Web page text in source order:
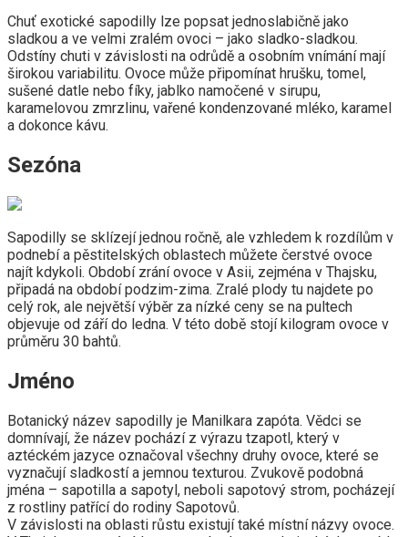
Chuť exotické sapodilly lze popsat jednoslabičně jako
sladkou a ve velmi zralém ovoci – jako sladko-sladkou.
Odstíny chuti v závislosti na odrůdě a osobním vnímání mají
širokou variabilitu. Ovoce může připomínat hrušku, tomel,
sušené datle nebo fíky, jablko namočené v sirupu,
karamelovou zmrzlinu, vařené kondenzované mléko, karamel
a dokonce kávu.
Sezóna
Sapodilly se sklízejí jednou ročně, ale vzhledem k rozdílům v
podnebí a pěstitelských oblastech můžete čerstvé ovoce
najít kdykoli. Období zrání ovoce v Asii, zejména v Thajsku,
připadá na období podzim-zima. Zralé plody tu najdete po
celý rok, ale největší výběr za nízké ceny se na pultech
objevuje od září do ledna. V této době stojí kilogram ovoce v
průměru 30 bahtů.
Jméno
Botanický název sapodilly je Manilkara zapóta. Vědci se
domnívají, že název pochází z výrazu tzapotl, který v
aztéckém jazyce označoval všechny druhy ovoce, které se
vyznačují sladkostí a jemnou texturou. Zvukově podobná
jména – sapotilla a sapotyl, neboli sapotový strom, pocházejí
z rostliny patřící do rodiny Sapotovů.
V závislosti na oblasti růstu existují také místní názvy ovoce.